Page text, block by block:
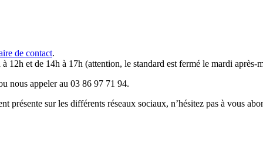
de contact.
12h et de 14h à 17h (attention, le standard est fermé le mardi après-
nous appeler au 03 86 97 71 94.
présente sur les différents réseaux sociaux, n’hésitez pas à vous